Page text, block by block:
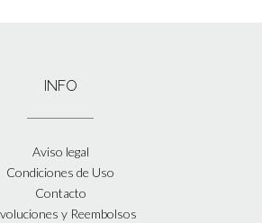
INFO
Aviso legal
Condiciones de Uso
Contacto
y Reembolsos